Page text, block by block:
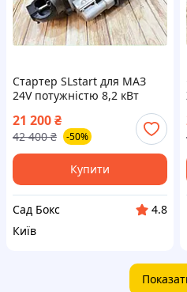
Стартер SLstart для МАЗ
24V потужністю 8,2 кВт
надійного запуску двигуна
21 200₴
42 400 ₴ -50%
Купити
Сад Бокс
4.8
Київ